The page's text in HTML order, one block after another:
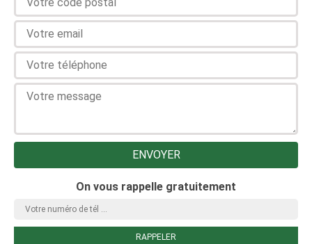
On vous rappelle gratuitement